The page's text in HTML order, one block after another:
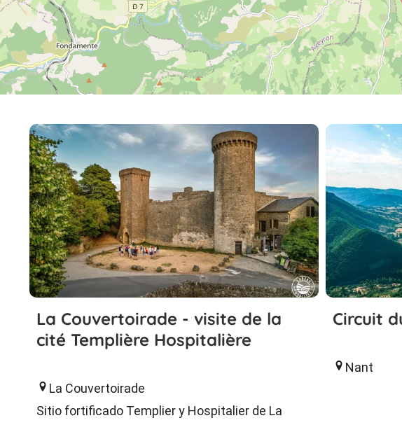
La Couvertoirade - visite de la
cité Templière Hospitalière
La Couvertoirade
Sitio fortificado Templier y Hospitalier de La
Circuit
Nant